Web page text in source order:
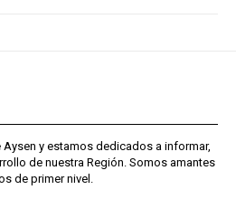
y estamos dedicados a informar,
de nuestra Región. Somos amantes
de primer nivel.